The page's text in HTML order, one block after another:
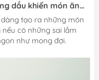
dầu khiến món ăn
tạo ra những món
có những sai lầm
như mong đợi.